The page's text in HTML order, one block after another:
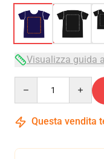
Visualizza guida
Questa vendita